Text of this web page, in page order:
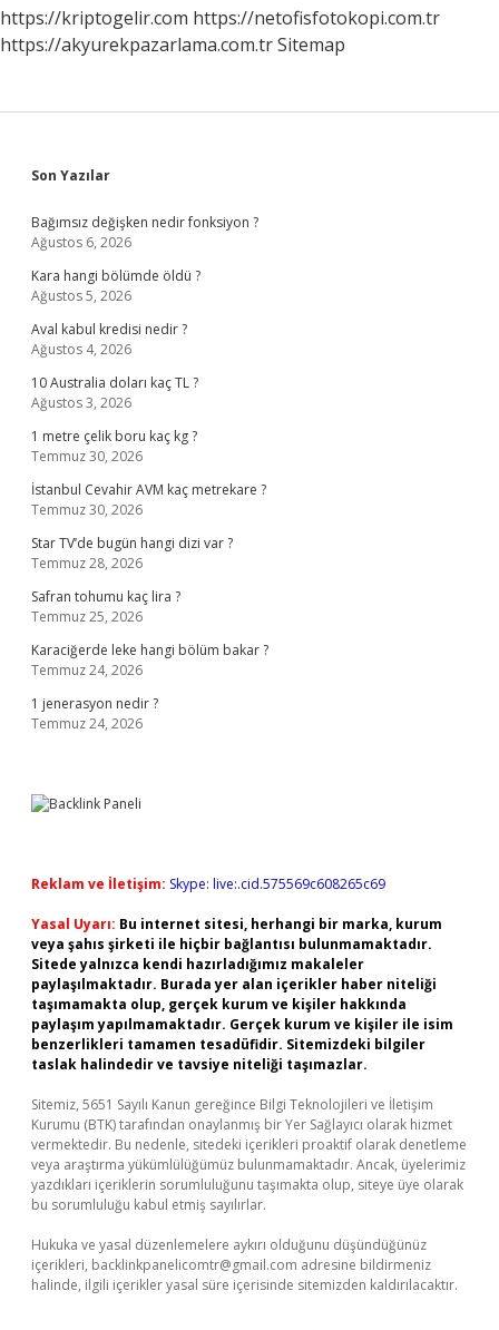
https://kriptogelir.com https://netofisfotokopi.com.tr
https://akyurekpazarlama.com.trSitemap
Sidebar
Son Yazılar
Bağımsız değişken nedir fonksiyon ?
Ağustos 6, 2026
Kara hangi bölümde öldü ?
Ağustos 5, 2026
Aval kabul kredisi nedir ?
Ağustos 4, 2026
10 Australia doları kaç TL ?
Ağustos 3, 2026
1 metre çelik boru kaç kg ?
Temmuz 30, 2026
İstanbul Cevahir AVM kaç metrekare ?
Temmuz 30, 2026
Star TV’de bugün hangi dizi var ?
Temmuz 28, 2026
Safran tohumu kaç lira ?
Temmuz 25, 2026
Karaciğerde leke hangi bölüm bakar ?
Temmuz 24, 2026
1 jenerasyon nedir ?
Temmuz 24, 2026
Reklam ve İletişim: Skype: live:.cid.575569c608265c69
Yasal Uyarı: Bu internet sitesi, herhangi bir marka, kurum
veya şahıs şirketi ile hiçbir bağlantısı bulunmamaktadır.
Sitede yalnızca kendi hazırladığımız makaleler
paylaşılmaktadır. Burada yer alan içerikler haber niteliği
taşımamakta olup, gerçek kurum ve kişiler hakkında
paylaşım yapılmamaktadır. Gerçek kurum ve kişiler ile isim
benzerlikleri tamamen tesadüfidir. Sitemizdeki bilgiler
taslak halindedir ve tavsiye niteliği taşımazlar.
Sitemiz, 5651 Sayılı Kanun gereğince Bilgi Teknolojileri ve İletişim
Kurumu (BTK) tarafından onaylanmış bir Yer Sağlayıcı olarak hizmet
vermektedir. Bu nedenle, sitedeki içerikleri proaktif olarak denetleme
veya araştırma yükümlülüğümüz bulunmamaktadır. Ancak, üyelerimiz
yazdıkları içeriklerin sorumluluğunu taşımakta olup, siteye üye olarak
bu sorumluluğu kabul etmiş sayılırlar.
Hukuka ve yasal düzenlemelere aykırı olduğunu düşündüğünüz
içerikleri, backlinkpanelicomtr@gmail.com adresine bildirmeniz
halinde, ilgili içerikler yasal süre içerisinde sitemizden kaldırılacaktır.